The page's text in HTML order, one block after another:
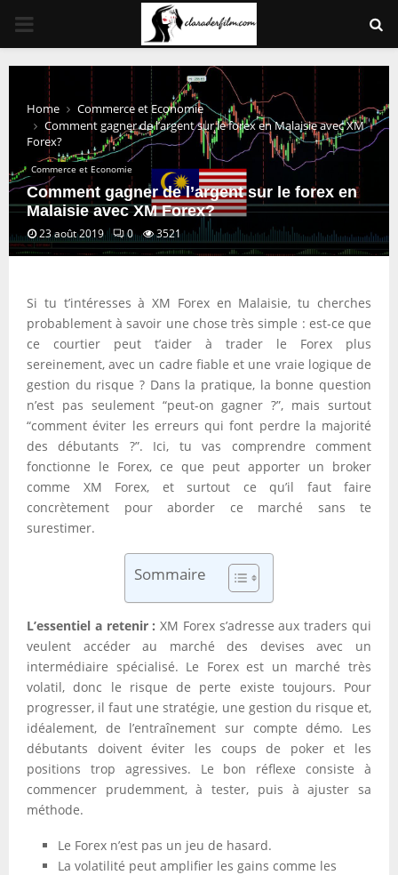
PRIMARY
MENU
Home
Commerce et Economie
Comment gagner de l’argent sur le forex en Malaisie avec XM
Forex?
Commerce et Economie
Comment gagner de l’argent sur le forex en
Malaisie avec XM Forex?
23 août 2019 0 3521
Si tu t’intéresses à XM Forex en Malaisie, tu cherches
probablement à savoir une chose très simple : est-ce que
ce courtier peut t’aider à trader le Forex plus
sereinement, avec un cadre fiable et une vraie logique de
gestion du risque ? Dans la pratique, la bonne question
n’est pas seulement “peut-on gagner ?”, mais surtout
“comment éviter les erreurs qui font perdre la majorité
des débutants ?”. Ici, tu vas comprendre comment
fonctionne le Forex, ce que peut apporter un broker
comme XM Forex, et surtout ce qu’il faut faire
concrètement pour aborder ce marché sans te
surestimer.
Sommaire
L’essentiel a retenir : XM Forex s’adresse aux traders qui
veulent accéder au marché des devises avec un
intermédiaire spécialisé. Le Forex est un marché très
volatil, donc le risque de perte existe toujours. Pour
progresser, il faut une stratégie, une gestion du risque et,
idéalement, de l’entraînement sur compte démo. Les
débutants doivent éviter les coups de poker et les
positions trop agressives. Le bon réflexe consiste à
commencer prudemment, à tester, puis à ajuster sa
méthode.
Le Forex n’est pas un jeu de hasard.
La volatilité peut amplifier les gains comme les